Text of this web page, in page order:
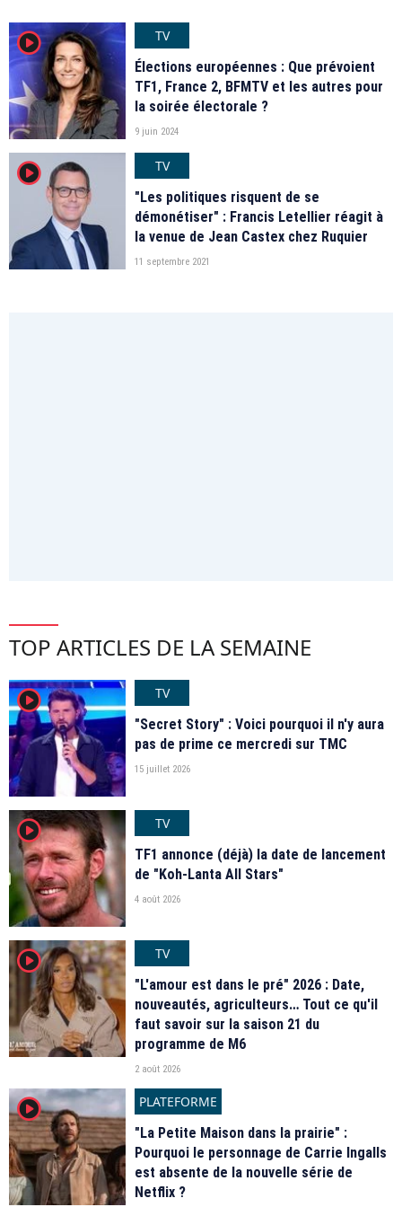
player2
TV
Élections européennes : Que prévoient
TF1, France 2, BFMTV et les autres pour
la soirée électorale ?
9 juin 2024
player2
TV
"Les politiques risquent de se
démonétiser" : Francis Letellier réagit à
la venue de Jean Castex chez Ruquier
11 septembre 2021
TOP ARTICLES DE LA SEMAINE
player2
TV
"Secret Story" : Voici pourquoi il n'y aura
pas de prime ce mercredi sur TMC
15 juillet 2026
player2
TV
TF1 annonce (déjà) la date de lancement
de "Koh-Lanta All Stars"
4 août 2026
player2
TV
"L'amour est dans le pré" 2026 : Date,
nouveautés, agriculteurs… Tout ce qu'il
faut savoir sur la saison 21 du
programme de M6
2 août 2026
player2
PLATEFORME
"La Petite Maison dans la prairie" :
Pourquoi le personnage de Carrie Ingalls
est absente de la nouvelle série de
Netflix ?